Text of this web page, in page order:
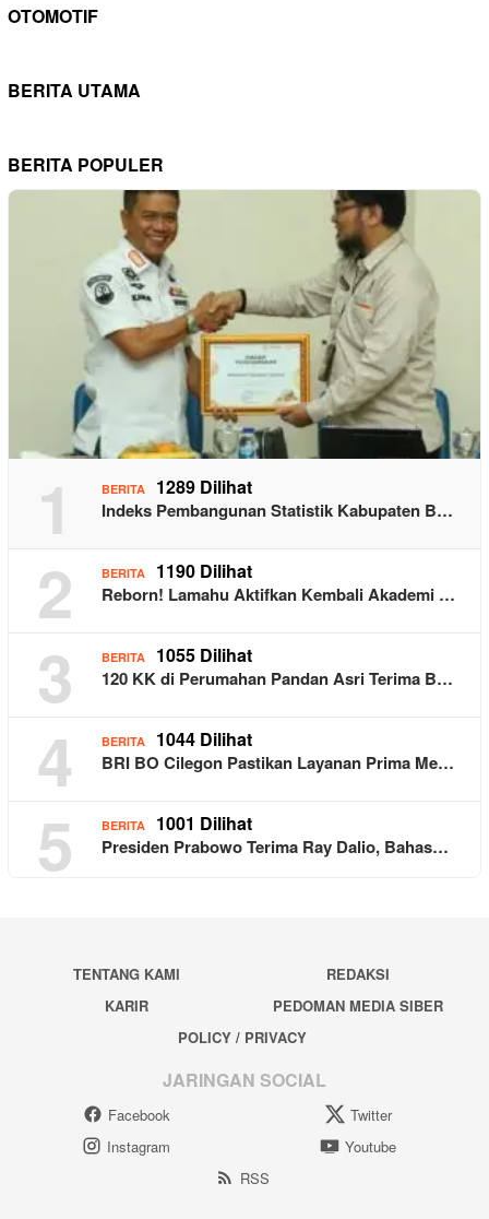
OTOMOTIF
BERITA UTAMA
BERITA POPULER
1 BERITA 1289 Dilihat
Indeks Pembangunan Statistik Kabupaten B…
2 BERITA 1190 Dilihat
Reborn! Lamahu Aktifkan Kembali Akademi …
3 BERITA 1055 Dilihat
120 KK di Perumahan Pandan Asri Terima B…
4 BERITA 1044 Dilihat
BRI BO Cilegon Pastikan Layanan Prima Me…
5 BERITA 1001 Dilihat
Presiden Prabowo Terima Ray Dalio, Bahas…
TENTANG KAMI
REDAKSI
KARIR
PEDOMAN MEDIA SIBER
POLICY / PRIVACY
JARINGAN SOCIAL
Facebook
Twitter
Instagram
Youtube
RSS